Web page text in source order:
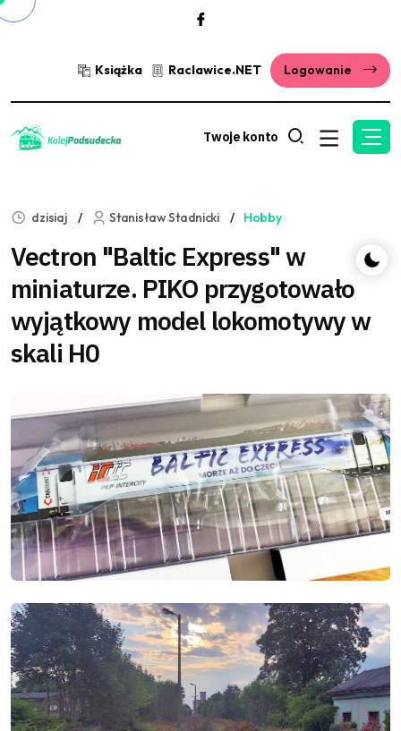
Książka Raclawice.NET Logowanie
Twoje konto
dzisiaj Stanisław Stadnicki Hobby
Vectron "Baltic Express" w
miniaturze. PIKO przygotowało
wyjątkowy model lokomotywy w
skali H0